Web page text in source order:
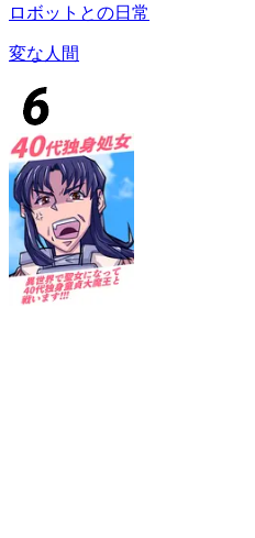
ロボットとの日常
変な人間